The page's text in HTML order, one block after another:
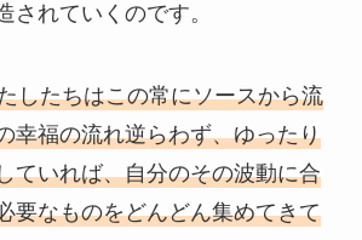
されていくのです。
したちはこの常にソースから流
幸福の流れ逆らわず、ゆったり
ていれば、自分のその波動に合
要なものをどんどん集めてきて